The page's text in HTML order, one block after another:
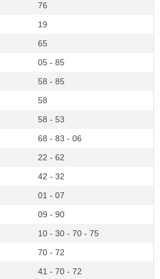
76
19
65
05 - 85
58 - 85
58
58 - 53
68 - 83 - 06
22 - 62
42 - 32
01 - 07
09 - 90
10 - 30 - 70 - 75
70 - 72
41 - 70 - 72